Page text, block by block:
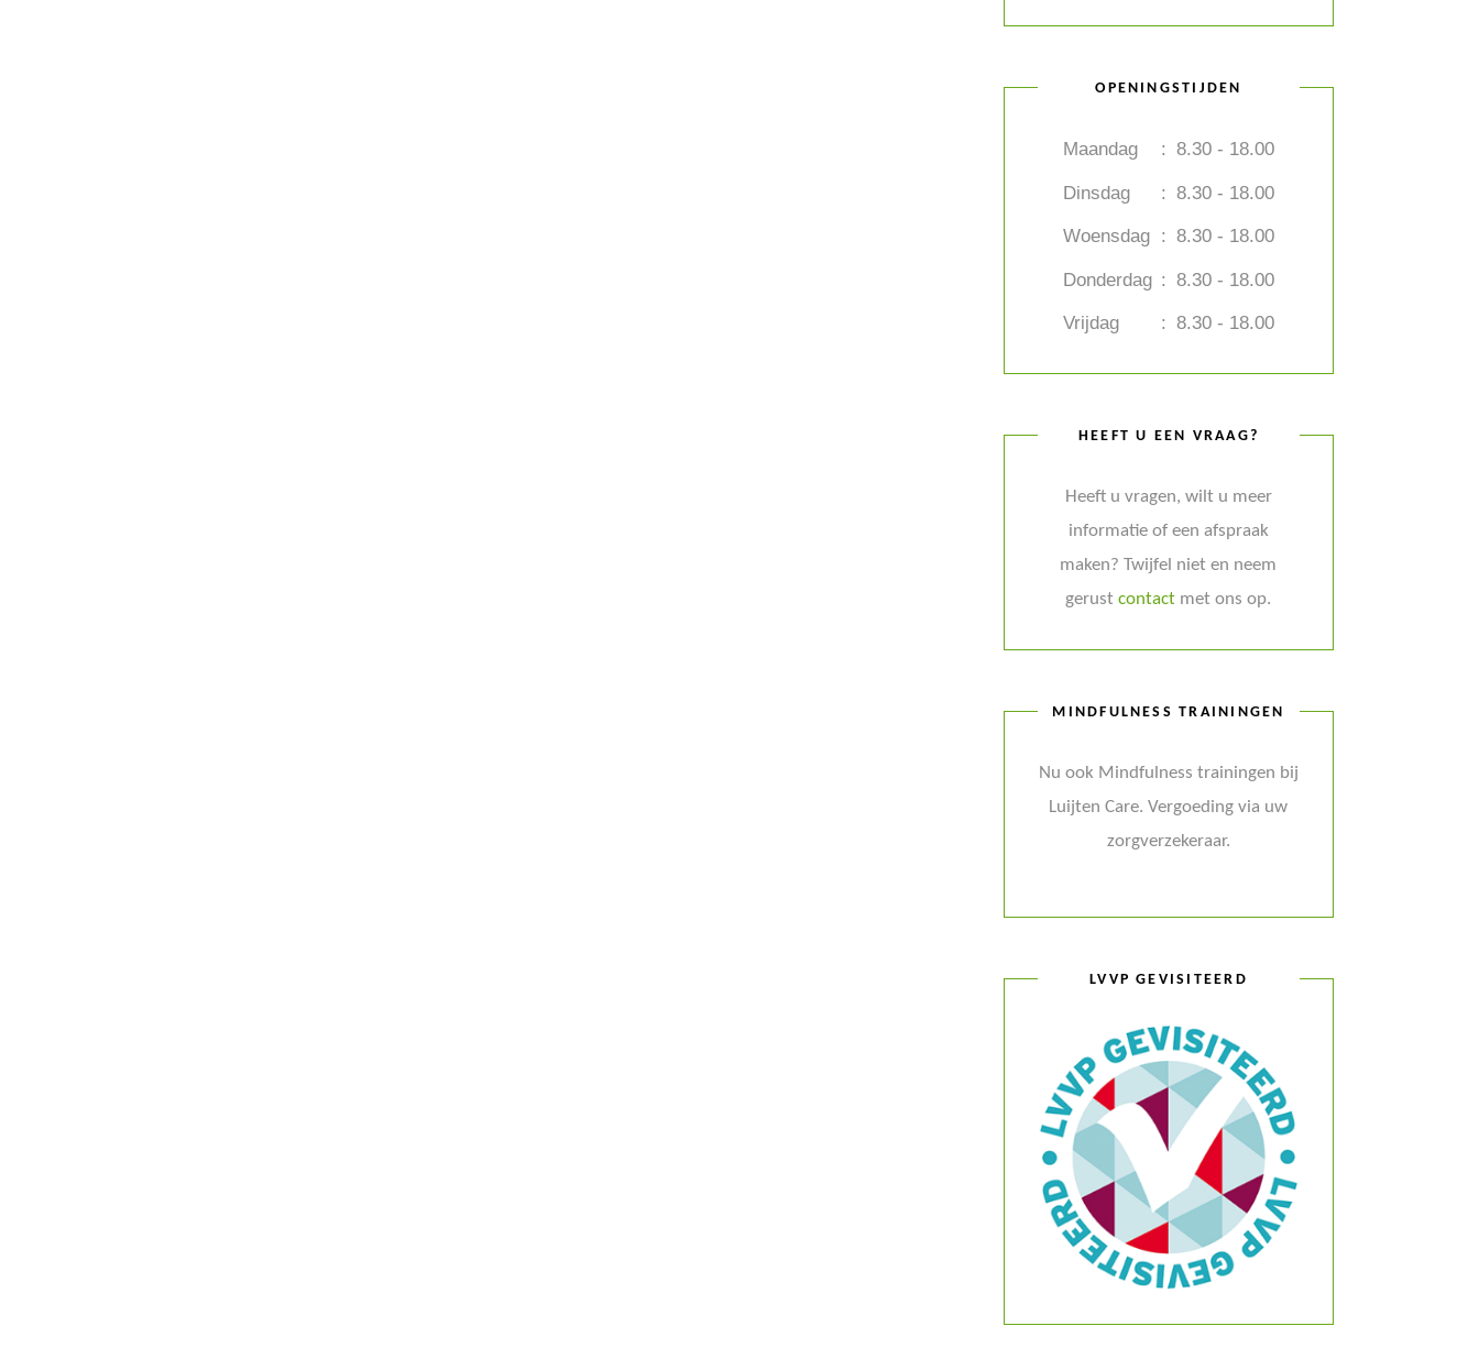
OPENINGSTIJDEN
Maandag : 8.30 - 18.00
Dinsdag : 8.30 - 18.00
Woensdag : 8.30 - 18.00
Donderdag : 8.30 - 18.00
Vrijdag : 8.30 - 18.00
HEEFT U EEN VRAAG?
Heeft u vragen, wilt u meer
informatie of een afspraak
maken? Twijfel niet en neem
gerustcontact met ons op.
MINDFULNESS TRAININGEN
Nu ook Mindfulness trainingen bij
Luijten Care. Vergoeding via uw
zorgverzekeraar.
LVVP GEVISITEERD